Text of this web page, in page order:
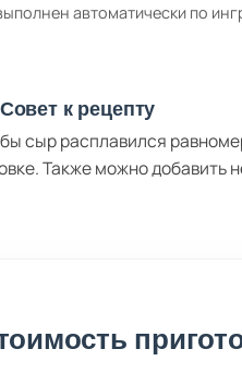
автоматически по
Совет к рецепту
сыр расплавился
Также можно добавить